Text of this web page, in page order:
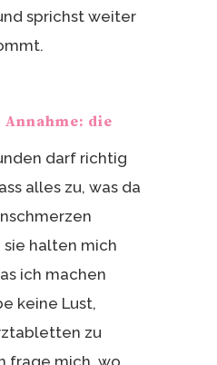
sprichst weiter
die
darf richtig
alles zu, was da
sie halten mich
ich machen
keine Lust,
zu
frage mich, wo